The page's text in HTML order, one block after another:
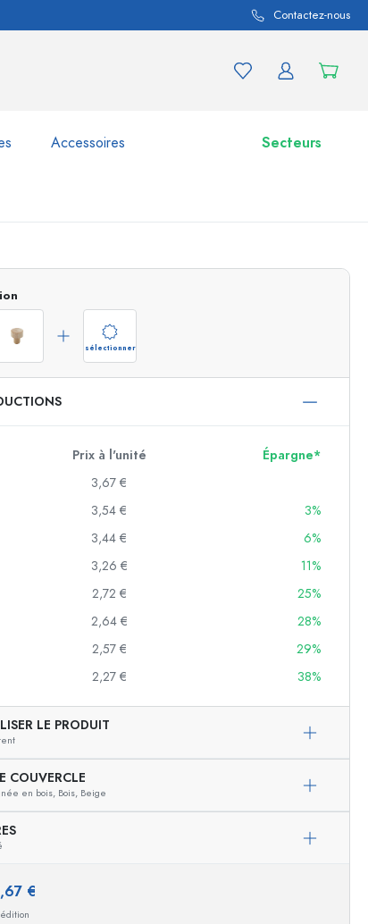
Contactez-nous
Accessoires Secteurs
Bocaux
Découvrir maintenant
Acheter maintenant
sélectionner
Prix à l'unité
Épargne*
3,67 €
3,54 €
3%
3,44 €
6%
3,26 €
11%
2,72 €
25%
2,64 €
28%
2,57 €
29%
2,27 € 38%
LE PRODUIT
COUVERCLE
en bois, Bois, Beige
€